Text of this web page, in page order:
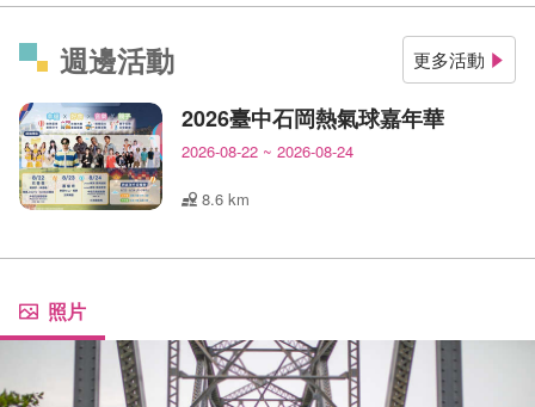
週邊活動 更多活動
2026臺中石岡熱氣球嘉年華
2026-08-22 ~ 2026-08-24
8.6 km
照片